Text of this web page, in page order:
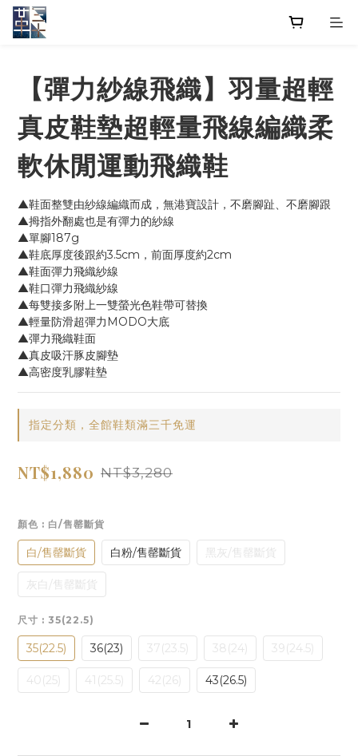
【彈力紗線飛織】羽量超輕
真皮鞋墊超輕量飛線編織柔
軟休閒運動飛織鞋
▲鞋面整雙由紗線編織而成，無港寶設計，不磨腳趾、不磨腳跟
▲拇指外翻處也是有彈力的紗線
▲單腳187g
▲鞋底厚度後跟約3.5cm，前面厚度約2cm
▲鞋面彈力飛織紗線
▲鞋口彈力飛織紗線
▲每雙接多附上一雙螢光色鞋帶可替換
▲輕量防滑超彈力MODO大底
▲彈力飛織鞋面
▲真皮吸汗豚皮腳墊
▲高密度乳膠鞋墊
指定分類，全館鞋類滿三千免運
NT$1,880 NT$3,280
顏色 : 白/售罄斷貨
白/售罄斷貨 白粉/售罄斷貨 黑灰/售罄斷貨
灰白/售罄斷貨
尺寸 : 35(22.5)
35(22.5) 36(23) 37(23.5) 38(24) 39(24.5)
40(25) 41(25.5) 42(26) 43(26.5)